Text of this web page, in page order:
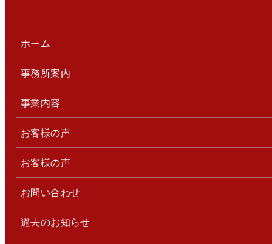
ホーム
事務所案内
事業内容
お客様の声
お客様の声
お問い合わせ
過去のお知らせ